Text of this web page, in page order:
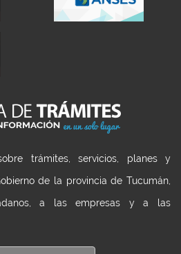
trámites, servicios, planes y
de la provincia de Tucumán,
a las empresas y a las